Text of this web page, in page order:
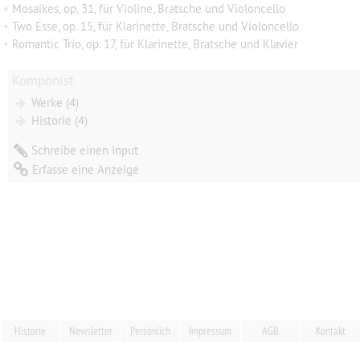
• Mosaikes, op. 31, für Violine, Bratsche und Violoncello
• Two Esse, op. 15, für Klarinette, Bratsche und Violoncello
• Romantic Trio, op. 17, für Klarinette, Bratsche und Klavier
Werke (4)
Historie (4)
Schreibe einen Input
Erfasse eine Anzeige
Historie Newsletter Persönlich Impressum AGB Kontakt